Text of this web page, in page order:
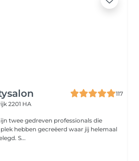
117
2201 HA
twee gedreven professionals die
hebben gecreëerd waar jij helemaal
in de watten wordt gelegd. S...